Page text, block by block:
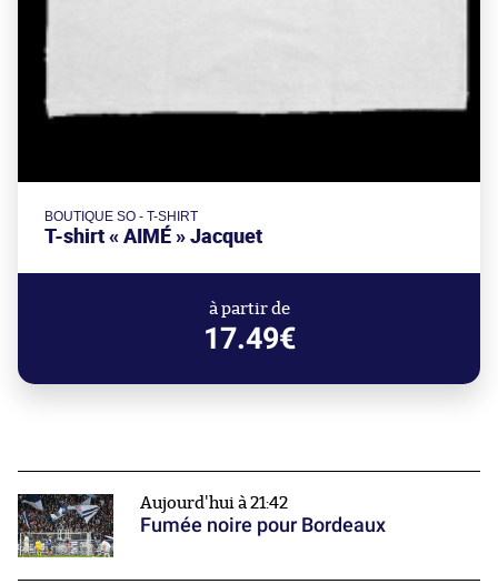
BOUTIQUE SO - T-SHIRT
T-shirt « AIMÉ » Jacquet
à partir de
17.49€
Aujourd'hui à 21:42
Fumée noire pour Bordeaux